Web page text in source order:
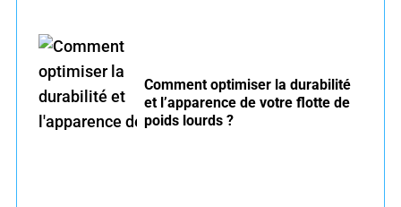
Comment optimiser la durabilité
et l’apparence de votre flotte de
poids lourds ?